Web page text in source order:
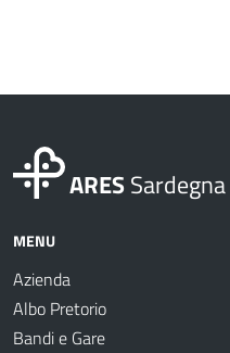
ARESSardegna
MENU
Azienda
Albo Pretorio
Bandi e Gare